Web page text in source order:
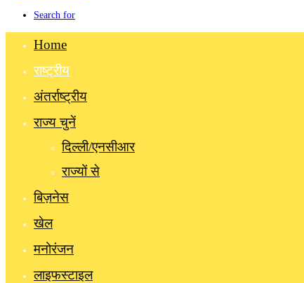
Search for
Home
राष्ट्रीय
अंतर्राष्ट्रीय
राज्य चुनें
दिल्ली/एनसीआर
राज्यों से
बिज़नेस
खेल
मनोरंजन
लाइफस्टाइल